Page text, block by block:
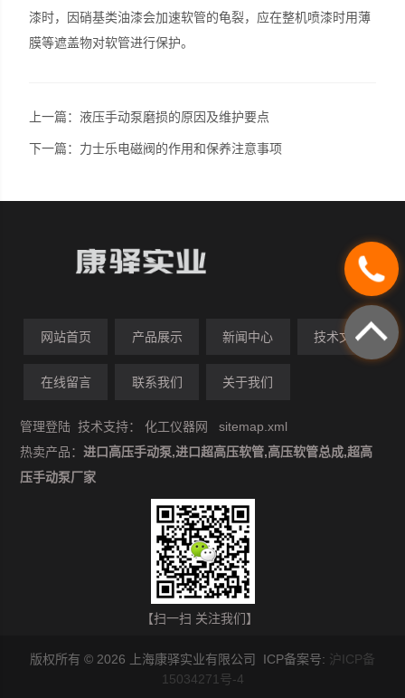
漆时，因硝基类油漆会加速软管的龟裂，应在整机喷漆时用薄
膜等遮盖物对软管进行保护。
上一篇：液压手动泵磨损的原因及维护要点
下一篇： 力士乐电磁阀的作用和保养注意事项
网站首页 产品展示 新闻中心 技术文章
在线留言 联系我们 关于我们
管理登陆 技术支持：化工仪器网
sitemap.xml
热卖产品：进口高压手动泵,进口超高压软管,高压软管总成,超高
压手动泵厂家
【扫一扫 关注我们】
版权所有 © 2026 上海康驿实业有限公司 ICP备案号: 沪ICP备
15034271号-4